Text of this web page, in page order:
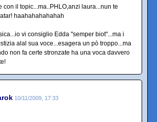
con il topic...ma..PHLO,anzi laura...nun te
haahahahahahah
vi consiglio Edda "semper biot"...ma i
alal sua voce...esagera un pò troppo...ma
non fa certe stronzate ha una voca davvero
10/11/2009, 17:33